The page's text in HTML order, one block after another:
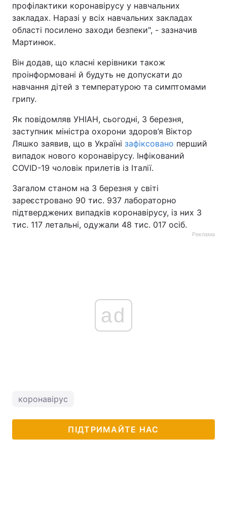
Тема оформлення
профілактики коронавірусу у навчальних
закладах. Наразі у всіх навчальних закладах
області посилено заходи безпеки", - зазначив
Мартинюк.
Він додав, що класні керівники також
проінформовані й будуть не допускати до
навчання дітей з температурою та симптомами
грипу.
Як повідомляв УНІАН, сьогодні, 3 березня,
заступник міністра охорони здоров’я Віктор
Ляшко заявив, що в Україні зафіксовано перший
випадок нового коронавірусу. Інфікований
COVID-19 чоловік прилетів із Італії.
Загалом станом на 3 березня у світі
зареєстровано 90 тис. 937 лабораторно
підтверджених випадків коронавірусу, із них 3
тис. 117 летальні, одужали 48 тис. 017 осіб.
Реклама
ad
коронавірус
ПІДТРИМАЙТЕ НАС